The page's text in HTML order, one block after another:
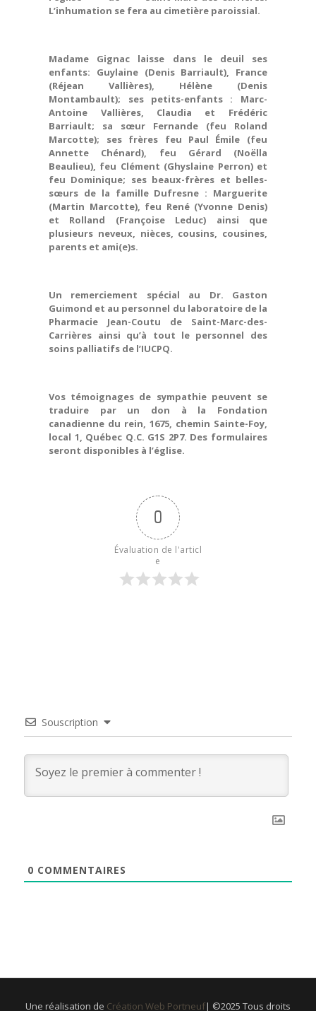
L’inhumation se fera au cimetière paroissial.
Madame Gignac laisse dans le deuil ses
enfants: Guylaine (Denis Barriault), France
(Réjean Vallières), Hélène (Denis
Montambault); ses petits-enfants : Marc-
Antoine Vallières, Claudia et Frédéric
Barriault; sa sœur Fernande (feu Roland
Marcotte); ses frères feu Paul Émile (feu
Annette Chénard), feu Gérard (Noëlla
Beaulieu), feu Clément (Ghyslaine Perron) et
feu Dominique; ses beaux-frères et belles-
sœurs de la famille Dufresne : Marguerite
(Martin Marcotte), feu René (Yvonne Denis)
et Rolland (Françoise Leduc) ainsi que
plusieurs neveux, nièces, cousins, cousines,
parents et ami(e)s.
Un remerciement spécial au Dr. Gaston
Guimond et au personnel du laboratoire de la
Pharmacie Jean-Coutu de Saint-Marc-des-
Carrières ainsi qu’à tout le personnel des
soins palliatifs de l’IUCPQ.
Vos témoignages de sympathie peuvent se
traduire par un don à la Fondation
canadienne du rein, 1675, chemin Sainte-Foy,
local 1, Québec Q.C. G1S 2P7. Des formulaires
seront disponibles à l’église.
0
Évaluation de l'articl
e
Souscription
0 COMMENTAIRES
Une réalisation de Création Web Portneuf| ©2025 Tous droits